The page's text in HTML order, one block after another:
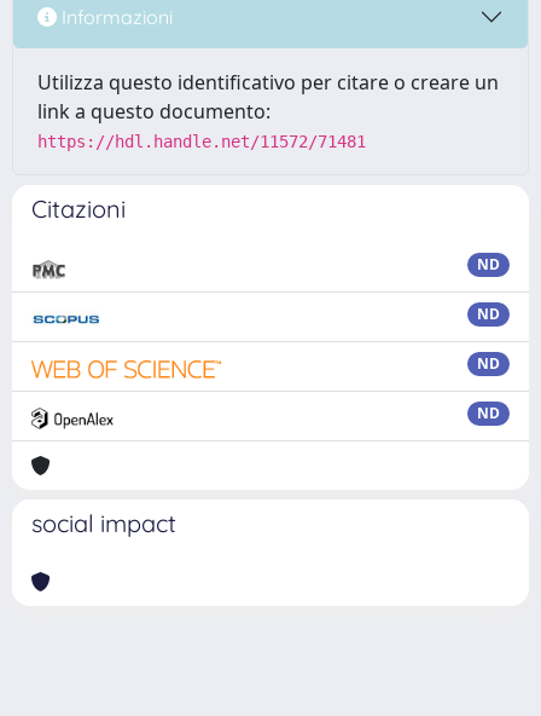
Informazioni
Utilizza questo identificativo per citare o creare un
link a questo documento:
https://hdl.handle.net/11572/71481
Citazioni
ND
ND
ND
ND
social impact